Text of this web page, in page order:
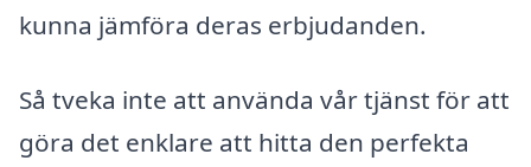
kunna jämföra deras erbjudanden.
Så tveka inte att använda vår tjänst för att
göra det enklare att hitta den perfekta